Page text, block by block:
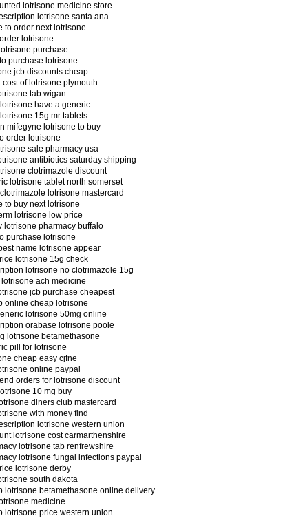
lotrisone medicine store
lotrisone santa ana
to order next lotrisone
lotrisone
purchase
purchase lotrisone
jcb discounts cheap
cost of lotrisone plymouth
tab wigan
have a generic
15g mr tablets
mifegyne lotrisone to buy
order lotrisone
sale pharmacy usa
antibiotics saturday shipping
clotrimazole discount
lotrisone tablet north somerset
lotrisone mastercard
to buy next lotrisone
lotrisone low price
lotrisone pharmacy buffalo
purchase lotrisone
name lotrisone appear
lotrisone 15g check
lotrisone no clotrimazole 15g
ach medicine
jcb purchase cheapest
online cheap lotrisone
lotrisone 50mg online
orabase lotrisone poole
lotrisone betamethasone
pill for lotrisone
cheap easy cjfne
online paypal
orders for lotrisone discount
10 mg buy
diners club mastercard
with money find
lotrisone western union
lotrisone cost carmarthenshire
lotrisone tab renfrewshire
lotrisone fungal infections paypal
lotrisone derby
south dakota
lotrisone betamethasone online delivery
medicine
lotrisone price western union